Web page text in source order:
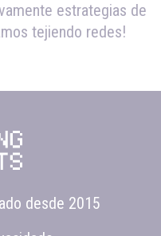
estrategias de
tejiendo redes!
desde 2015